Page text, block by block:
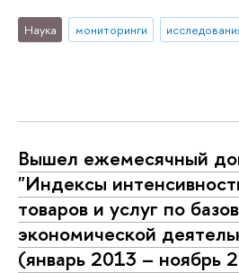
Наука мониторинги
Вышел ежемесячный
"Индексы
товаров и услуг по
экономической
(январь 2013 – ноябрь